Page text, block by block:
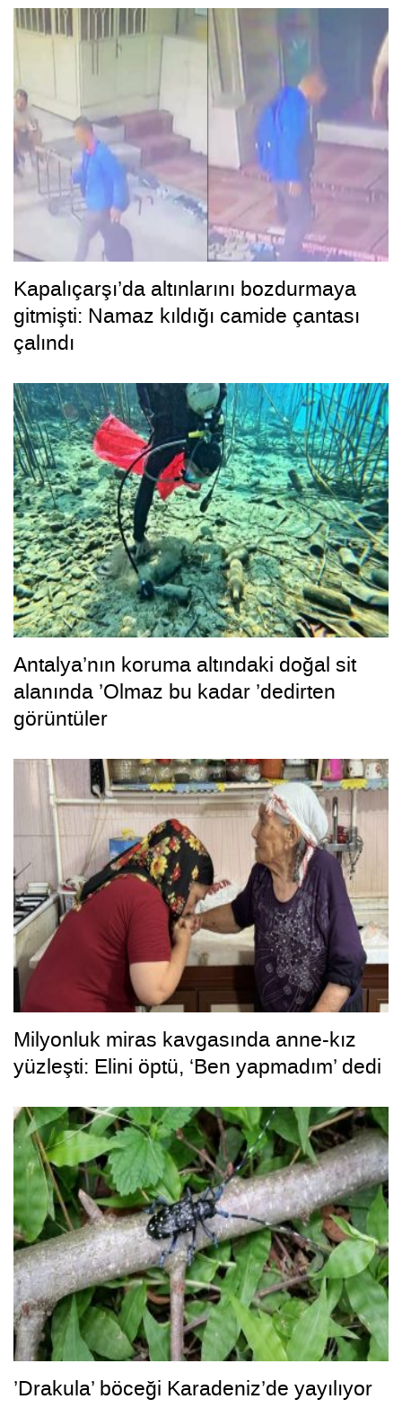
Kapalıçarşı’da altınlarını bozdurmaya
gitmişti: Namaz kıldığı camide çantası
çalındı
Antalya’nın koruma altındaki doğal sit
alanında ’Olmaz bu kadar ’dedirten
görüntüler
Milyonluk miras kavgasında anne-kız
yüzleşti: Elini öptü, ‘Ben yapmadım’ dedi
’Drakula’ böceği Karadeniz’de yayılıyor